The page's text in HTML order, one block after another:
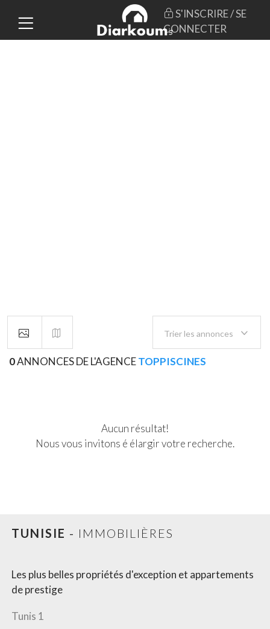
S'INSCRIRE / SE
CONNECTER
Budget
3+ 6+
8+
0ANNONCESDE L'AGENCETOPPISCINES
Trier les annonces
Aucun résultat!
Nous vous invitons é élargir votre recherche.
TUNISIE - IMMOBILIÈRES
Les plus belles propriétés d'exception et appartements
de prestige
Tunis 1